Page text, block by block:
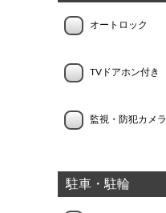
オートロック
TVドアホン付き
監視・防犯カメラ
駐車・駐輪